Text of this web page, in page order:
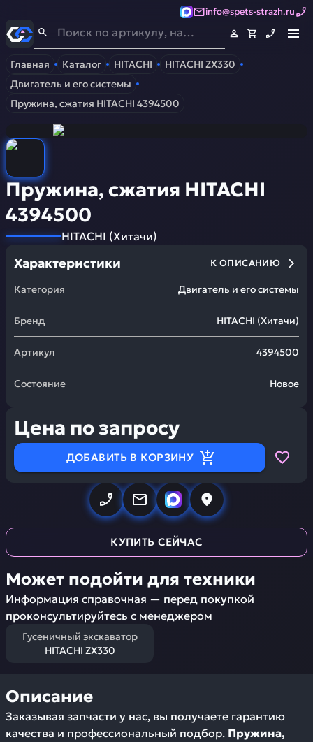
info@spets-strazh.ru
Спец-Страж- Запчасти для спецтехники
Главная Каталог HITACHI
HITACHI ZX330
Двигатель и его системы
Пружина, сжатия HITACHI 4394500
Пружина, сжатия HITACHI
4394500
HITACHI (Хитачи)
Характеристики К ОПИСАНИЮ
Категория Двигатель и его системы
Бренд HITACHI (Хитачи)
Артикул 4394500
Состояние Новое
Цена по запросу
ДОБАВИТЬ В КОРЗИНУ
КУПИТЬ СЕЙЧАС
Может подойти для техники
Информация справочная — перед покупкой
проконсультируйтесь с менеджером
Гусеничный экскаватор
HITACHI ZX330
Описание
Заказывая запчасти у нас, вы получаете гарантию
качества и профессиональный подбор. Пружина,